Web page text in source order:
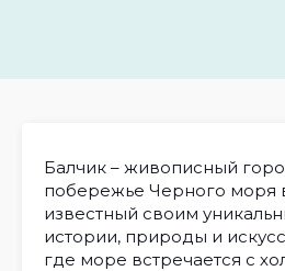
Балчик – живописный
побережье Черного моря
известный своим
истории, природы и
где море встречается с